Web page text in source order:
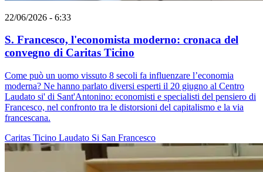
22/06/2026 - 6:33
S. Francesco, l'economista moderno: cronaca del
convegno di Caritas Ticino
Come può un uomo vissuto 8 secoli fa influenzare l’economia
moderna? Ne hanno parlato diversi esperti il 20 giugno al Centro
Laudato si' di Sant'Antonino: economisti e specialisti del pensiero di
Francesco, nel confronto tra le distorsioni del capitalismo e la via
francescana.
Caritas Ticino Laudato Si San Francesco